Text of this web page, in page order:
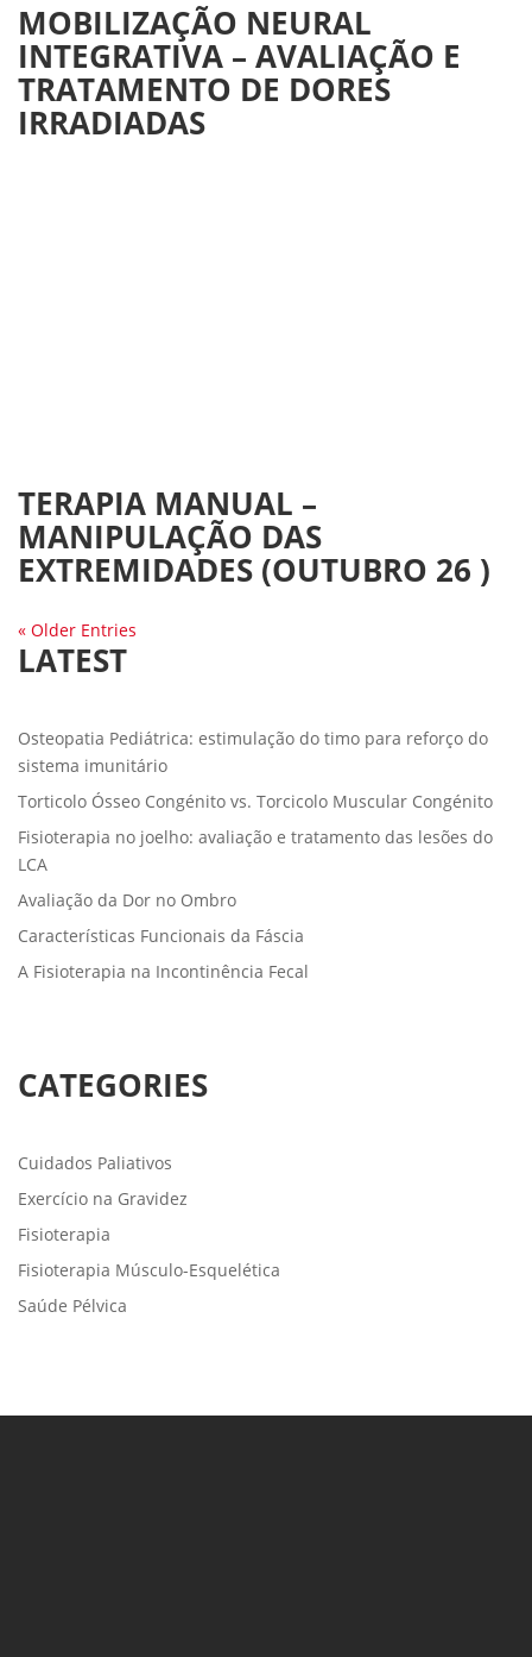
MOBILIZAÇÃO NEURAL
INTEGRATIVA – AVALIAÇÃO E
TRATAMENTO DE DORES
IRRADIADAS
TERAPIA MANUAL –
MANIPULAÇÃO DAS
EXTREMIDADES (OUTUBRO 26 )
« Older Entries
LATEST
Osteopatia Pediátrica: estimulação do timo para reforço do
sistema imunitário
Torticolo Ósseo Congénito vs. Torcicolo Muscular Congénito
Fisioterapia no joelho: avaliação e tratamento das lesões do
LCA
Avaliação da Dor no Ombro
Características Funcionais da Fáscia
A Fisioterapia na Incontinência Fecal
CATEGORIES
Cuidados Paliativos
Exercício na Gravidez
Fisioterapia
Fisioterapia Músculo-Esquelética
Saúde Pélvica